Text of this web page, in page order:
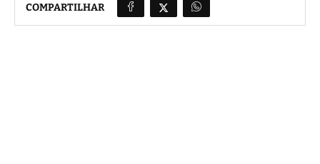
COMPARTILHAR